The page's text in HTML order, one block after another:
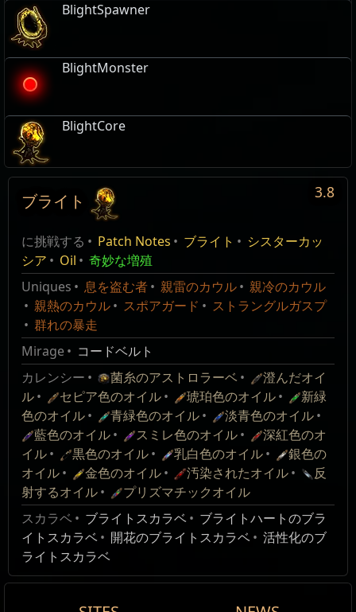
BlightSpawner
BlightMonster
BlightCore
戦士の道
オイル:プリズマチック,黒色,乳白色
近接ダメージが16%増加する
アーマーが
最大ライフ+16
筋力+30
殺しの傾向
オイル:プリズマチック,藍色,黒色
回避力が18%増加する
最大ライフ +12
投射物ダメージが16%増加する
器用さ+30
神秘的な才能
オイル: プリズマチック ,淡青色, 乳白色
スペルダメージが 16%増加する
最大エナジーシールド
知性+30
冷却タワー Mk I
コスト： 100
範囲: 35
ダメージ: 低
周囲の敵を冷却しダメージを与える
同じタイプのブライトモンスターに効果がない
冷却タワー Mk II
コスト： 150
範囲: 35
ダメージ増加
冷却効果増加
より多くの敵を対象とする
冷却タワー Mk III
コスト： 300
範囲: 35
ダメージ増加
冷却効果増加
より多くの敵を対象とする
カレンシー
ユニーク
ジェム
マップ
トリンケット
アーマー
武器
アビス
ハービンジャー
ブリーチ
Essences
Essences2
Fragments
名前 Damage%
ライ
フ%
Spectre
タワーの基部
冷却タワー Mk I
冷却タワー Mk II
冷却タワー Mk III
フリーズボルトタワー
グレイシャルケージタワー
ショックノヴァタワー Mk I
ショックノヴァタワー Mk
ショックノヴァタワー Mk
MasterQuest
アクト 3
霊液のポンプを起動し、ブライトエンカウンターを開始し
よう。
ブライトの嚢胞
ブライトの膿疱
ブライトの膿疱
ブライトの袋
ブライトの嚢胞
ブライトの嚢胞
ブライトの嚢胞
ブライトの袋
ブライトの袋
ブライトの膿疱
ブライトの袋
ブライトの袋
ブライトの袋
名前
Blight
シスターカッシア
ブライト
目の前の敵に混沌継続ダメージを与えるデバフを付
与する。ブライトのデバフを受けていない敵は短い
副次的持続時間妨害のデバフを受け、移動スピード
が遅くなる。チャネリングをし続けると、デバフの
スタックが新たに追加される。スタックごとにそれ
ぞれの持続時間を持つ。
コンテージョンのブライト
目の前の敵に混沌継続ダメージを与えるデバフを付
与する。ブライトのデバフを受けていない敵は短い
副次的持続時間妨害のデバフを受け、移動スピード
が遅くなる。チャネリングをし続けると、デバフの
スタックが新たに追加される。スタックごとにそれ
ぞれの持続時間を持つ。ダメージを与えるデバフは
コンテージョンにより他の敵に拡散する。
萎縮のブライト
目の前の敵に混沌継続ダメージを与えるデバフを付
与する。ブライトのデバフを受けていない敵は長い
副次的持続時間妨害のデバフを受け、移動スピード
Blight league
Archnemesis Patch Notes
Blight-ravaged Maps Problem:
Blight-ravaged Maps are generally not as
rewarding as regular Blighted Maps given the
time investment and difficulty increase.
Solution:
Improve the reward for increasing the difficulty
of Blight-ravaged Maps.
Specifics:
Blight-ravaged Maps now have "Map's Item
Quantity Modifiers also affect Blight Chest count
at 40% value" (previously 20%). This change
Ultimatum Patch Notes
3.8
ブライト
に挑戦する Patch Notes ブライト
シスターカッ
シア
Oil
奇妙な増殖
Uniques
息を盗む者 親雷のカウル
親冷のカウル
親熱のカウル
スポアガード
ストラングルガスプ
群れの暴走
Mirage
コードベルト
カレンシー
菌糸のアストロラーベ
澄んだオイ
ル
セピア色のオイル 琥珀色のオイル
新緑
色のオイル
青緑色のオイル
淡青色のオイル
藍色のオイル
スミレ色のオイル
深紅色のオ
イル
黒色のオイル 乳白色のオイル
銀色の
オイル
金色のオイル 汚染されたオイル
反
射するオイル
プリズマチックオイル
スカラベ
ブライトスカラベ
ブライトハートのブラ
イトスカラベ
開花のブライトスカラベ
活性化のブ
ライトスカラベ